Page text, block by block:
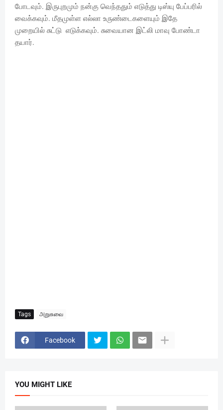
போடவும். இருபுறமும் நன்கு வெந்ததும் எடுத்து டிஸ்யு பேப்பரில்
வைக்கவும். மீதமுள்ள எல்லா உருண்டைகளையும் இதே
முறையில் சுட்டு எடுக்கவும். சுவையான இட்லி மாவு போண்டா
தயார்.
Tags அறுசுவை
Facebook
YOU MIGHT LIKE